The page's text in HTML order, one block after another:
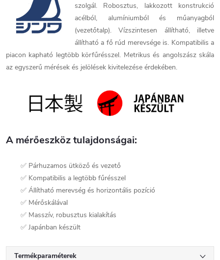
szolgál. Robosztus, lakkozott konstrukció
acélból, alumíniumból és műanyagból
(vezetőtalp). Vízszintesen állítható, illetve
állítható a fő rúd merevsége is. Kompatibilis a
piacon kapható legtöbb körfűrésszel. Metrikus és angolszász skála
az egyszerű mérések és jelölések kivitelezése érdekében.
A mérőeszköz tulajdonságai:
✅ Párhuzamos ütköző és vezető
✅ Kompatibilis a legtöbb fűrésszel
✅ Állítható merevség és horizontális pozíció
✅ Mérőskálával
✅ Masszív, robusztus kialakítás
✅ Japánban készült
Termékparaméterek